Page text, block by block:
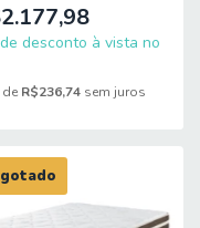
desconto à vista no
de R$236,74 sem juros